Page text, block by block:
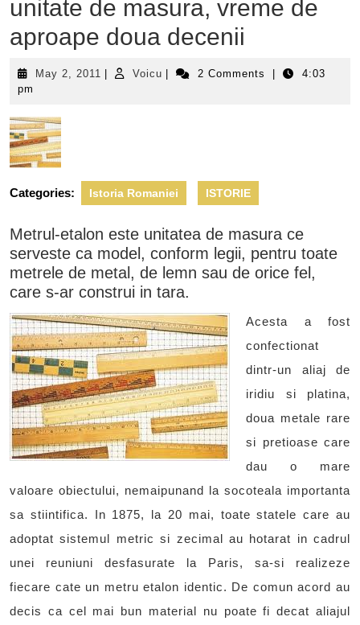
unitate de masura, vreme de
aproape doua decenii
May 2, 2011 May
Voicu Voicu 2 Comments
4:03
pm
Categories: Istoria Romaniei ISTORIE
Metrul-etalon este unitatea de masura ce
serveste ca model, conform legii, pentru toate
metrele de metal, de lemn sau de orice fel,
care s-ar construi in tara.
Acesta a fost
confectionat
dintr-un aliaj de
iridiu si platina,
doua metale rare
si pretioase care
dau o mare
valoare obiectului, nemaipunand la socoteala importanta
sa stiintifica. In 1875, la 20 mai, toate statele care au
adoptat sistemul metric si zecimal au hotarat in cadrul
unei reuniuni desfasurate la Paris, sa-si realizeze
fiecare cate un metru etalon identic. De comun acord au
decis ca cel mai bun material nu poate fi decat aliajul